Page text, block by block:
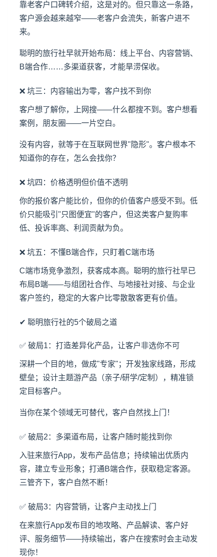
靠老客户口碑转介绍，这是对的。但只靠这一条路，
客户源会越来越窄——老客户会流失，新客户进不
来。
聪明的旅行社早就开始布局：线上平台、内容营销、
B端合作……多渠道获客，才能旱涝保收。
❌ 坑三：内容输出为零，客户找不到你
客户想了解你，上网搜——什么都搜不到。客户想看
案例，朋友圈——一片空白。
没有内容，就等于在互联网世界"隐形"。客户根本不
知道你的存在，怎么会找你？
❌ 坑四：价格透明但价值不透明
你的报价客户能比价，但你的价值客户感受不到。低
价只能吸引"只图便宜"的客户，但这类客户复购率
低、投诉率高、利润贡献为负。
❌ 坑五：不懂B端合作，只盯着C端市场
C端市场竞争激烈，获客成本高。聪明的旅行社早已
布局B端——与组团社合作、与地接社对接、与企业
客户签约，稳定的大客户比零散散客更有价值。
✔ 聪明旅行社的5个破局之道
✅ 破局1：打造差异化产品，让客户非选你不可
深耕一个目的地，做成"专家"；开发独家线路，形成
壁垒；设计主题游产品（亲子/研学/定制），精准锁
定目标客户。
当你在某个领域无可替代，客户自然找上门！
✅ 破局2：多渠道布局，让客户随时能找到你
入驻来旅行App，发布产品信息；持续输出优质内
容，建立专业形象；打通B端合作，获取稳定客源。
三管齐下，客户自然不断！
✅ 破局3：内容营销，让客户主动找上门
在来旅行App发布目的地攻略、产品解读、客户好
评、服务细节——持续输出，客户在搜索时会主动发
现你！